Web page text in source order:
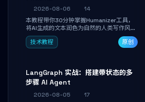
2026-08-06
14
本教程带你30分钟掌握Humanizer工具，
将AI生成的文本润色为自然的人类写作风
格。通过安装配置、实战示例和语音校准，
让你的内容告别AI痕迹，匹配个人写作习
技术教程 原创
LangGraph 实战：搭建带状态的多
步骤 AI Agent
2026-08-05
17